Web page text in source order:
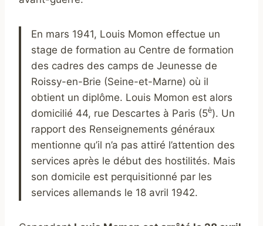
En mars 1941, Louis Momon effectue un
stage de formation au Centre de formation
des cadres des camps de Jeunesse de
Roissy-en-Brie (Seine-et-Marne) où il
obtient un diplôme. Louis Momon est alors
domicilié 44, rue Descartes à Paris (5è). Un
rapport des Renseignements généraux
mentionne qu’il n’a pas attiré l’attention des
services après le début des hostilités. Mais
son domicile est perquisitionné par les
services allemands le 18 avril 1942.